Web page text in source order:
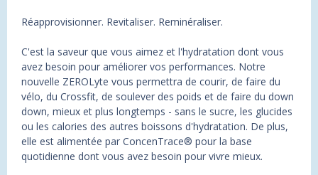
Réapprovisionner. Revitaliser. Reminéraliser.
C'est la saveur que vous aimez et l'hydratation dont vous
avez besoin pour améliorer vos performances. Notre
nouvelle ZEROLyte vous permettra de courir, de faire du
vélo, du Crossfit, de soulever des poids et de faire du down
down, mieux et plus longtemps - sans le sucre, les glucides
ou les calories des autres boissons d'hydratation. De plus,
elle est alimentée par ConcenTrace® pour la base
quotidienne dont vous avez besoin pour vivre mieux.